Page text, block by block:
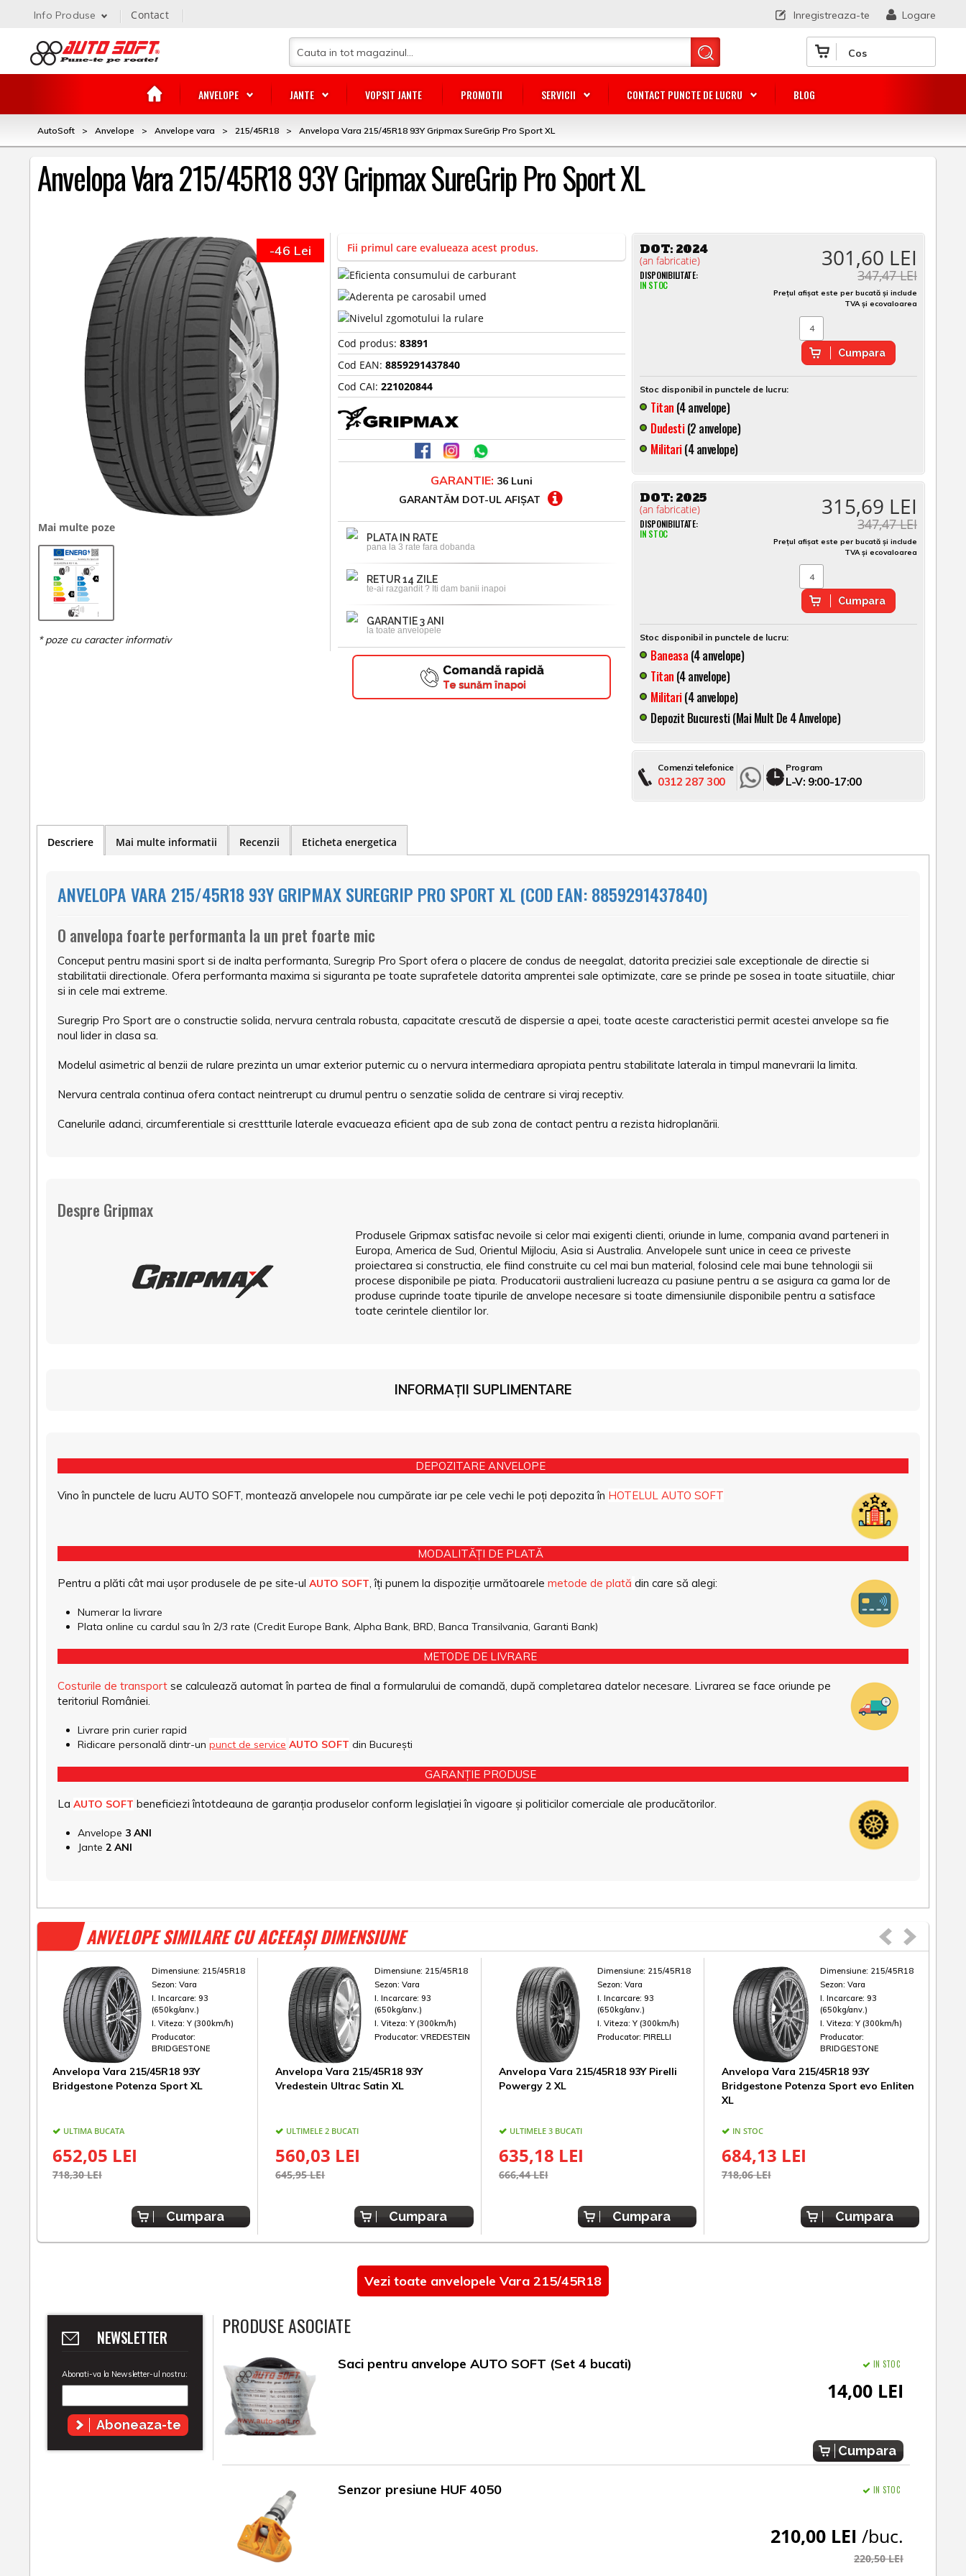
Cos
ANVELOPE JANTE VOPSIT JANTE PROMOTII SERVICII CONTACT PUNCTE DE LUCRU BLOG
Logare
Inregistreaza-te
Info Produse Contact
AutoSoft > Anvelope > Anvelope vara > 215/45R18 > Anvelopa Vara 215/45R18 93Y Gripmax SureGrip Pro Sport XL
Anvelopa Vara 215/45R18 93Y Gripmax SureGrip Pro Sport XL
Mai multe poze
-46 Lei Fii primul care evalueaza acest produs.
Cod produs:83891
Cod EAN:8859291437840
Cod CAI:221020844
GARANTIE: 36 Luni
GARANTĂM DOT-UL AFIȘAT
PLATA IN RATE
pana la 3 rate fara dobanda
RETUR 14 ZILE
te-ai razgandit ? Iti dam banii inapoi
GARANTIE 3 ANI
la toate anvelopele
Comandă rapidă
Te sunăm înapoi
DOT: 2024
(an fabricatie)
DISPONIBILITATE:
IN STOC
301,60 LEI
347,47 LEI
Prețul afișat este per bucată și include
TVA și ecovaloarea
Cumpara
Stoc disponibil in punctele de lucru:
Titan (4 anvelope)
Dudesti(2 anvelope)
Militari(4 anvelope)
DOT: 2025
(an fabricatie)
DISPONIBILITATE:
IN STOC
315,69 LEI
347,47 LEI
Prețul afișat este per bucată și include
TVA și ecovaloarea
Cumpara
Stoc disponibil in punctele de lucru:
Baneasa (4 anvelope)
Titan (4 anvelope)
Militari(4 anvelope)
Depozit Bucuresti (mai Mult De 4 Anvelope)
Comenzi telefonice
0312 287 300
Program
L-V: 9:00-17:00
Descriere Mai multe informatii Recenzii Eticheta energetica
ANVELOPA VARA 215/45R18 93Y GRIPMAX SUREGRIP PRO SPORT XL (COD EAN: 8859291437840)
O anvelopa foarte performanta la un pret foarte mic
Conceput pentru masini sport si de inalta performanta, Suregrip Pro Sport ofera o placere de condus de neegalat, datorita preciziei sale exceptionale de directie si
stabilitatii directionale. Ofera performanta maxima si siguranta pe toate suprafetele datorita amprentei sale optimizate, care se prinde pe sosea in toate situatiile, chiar
si in cele mai extreme.
Suregrip Pro Sport are o constructie solida, nervura centrala robusta, capacitate crescută de dispersie a apei, toate aceste caracteristici permit acestei anvelope sa fie
noul lider in clasa sa.
Modelul asimetric al benzii de rulare prezinta un umar exterior puternic cu o nervura intermediara apropiata pentru stabilitate laterala in timpul manevrarii la limita.
Nervura centrala continua ofera contact neintrerupt cu drumul pentru o senzatie solida de centrare si viraj receptiv.
Canelurile adanci, circumferentiale si cresttturile laterale evacueaza eficient apa de sub zona de contact pentru a rezista hidroplanării.
Despre Gripmax
Produsele Gripmax satisfac nevoile si celor mai exigenti clienti, oriunde in lume, compania avand parteneri in
Europa, America de Sud, Orientul Mijlociu, Asia si Australia. Anvelopele sunt unice in ceea ce priveste
proiectarea si constructia, ele fiind construite cu cel mai bun material, folosind cele mai bune tehnologii sii
procese disponibile pe piata. Producatorii australieni lucreaza cu pasiune pentru a se asigura ca gama lor de
produse cuprinde toate tipurile de anvelope necesare si toate dimensiunile disponibile pentru a satisface
toate cerintele clientilor lor.
INFORMAȚII SUPLIMENTARE
DEPOZITARE ANVELOPE
Vino în punctele de lucru AUTO SOFT, montează anvelopele nou cumpărate iar pe cele vechi le poți depozita în HOTELUL AUTO SOFT
MODALITĂȚI DE PLATĂ
Pentru a plăti cât mai ușor produsele de pe site-ul AUTO SOFT, îți punem la dispoziție următoarele metode de plată din care să alegi:
Numerar la livrare
Plata online cu cardul sau în 2/3 rate (Credit Europe Bank, Alpha Bank, BRD, Banca Transilvania, Garanti Bank)
METODE DE LIVRARE
Costurile de transport se calculează automat în partea de final a formularului de comandă, după completarea datelor necesare. Livrarea se face oriunde pe
teritoriul României.
Livrare prin curier rapid
Ridicare personală dintr-un punct de service AUTO SOFT din București
GARANȚIE PRODUSE
La AUTO SOFT beneficiezi întotdeauna de garanția produselor conform legislației în vigoare și politicilor comerciale ale producătorilor.
Anvelope 3 ANI
Jante 2 ANI
ANVELOPE SIMILARE CU ACEEAȘI DIMENSIUNE
Dimensiune: 215/45R18
Sezon: Vara
I. Incarcare: 93
(650kg/anv.)
I. Viteza: Y (300km/h)
Producator:
BRIDGESTONE
Anvelopa Vara 215/45R18 93Y
Bridgestone Potenza Sport XL
ULTIMA BUCATA
652,05 LEI
718,30 LEI
Cumpara
Dimensiune: 215/45R18
Sezon: Vara
I. Incarcare: 93
(650kg/anv.)
I. Viteza: Y (300km/h)
Producator: VREDESTEIN
Anvelopa Vara 215/45R18 93Y
Vredestein Ultrac Satin XL
ULTIMELE 2 BUCATI
560,03 LEI
645,95 LEI
Cumpara
Dimensiune: 215/45R18
Sezon:Vara
I. Incarcare:93
(650kg/anv.)
I. Viteza:Y (300km/h)
Producator:PIRELLI
Anvelopa Vara 215/45R18 93Y Pirelli
Powergy 2 XL
ULTIMELE 3 BUCATI
635,18 LEI
666,44 LEI
Cumpara
Dimensiune: 215/45R18
Sezon:Vara
I. Incarcare:93
(650kg/anv.)
I. Viteza:Y (300km/h)
Producator:
BRIDGESTONE
Anvelopa Vara 215/45R18 93Y
Bridgestone Potenza Sport evo Enliten
XL
IN STOC
684,13 LEI
718,06 LEI
Cumpara
Vezi toate anvelopele Vara 215/45R18
NEWSLETTER
Abonati-va la Newsletter-ul nostru:
Aboneaza-te
PRODUSE ASOCIATE
Saci pentru anvelope AUTO SOFT (Set 4 bucati) IN STOC
14,00 LEI
Cumpara
Senzor presiune HUF 4050 IN STOC
210,00 LEI /buc.
220,50 LEI